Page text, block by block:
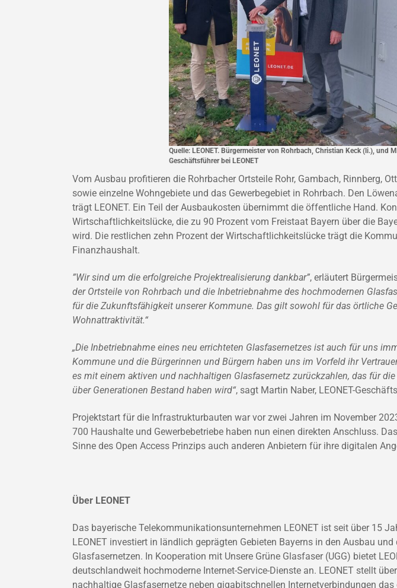
Quelle: LEONET. Bürgermeister von Rohrbach, Christian Keck (li.), und
Geschäftsführer bei LEONET
Vom Ausbau profitieren die Rohrbacher Ortsteile Rohr, Gambach, Rinnberg,
sowie einzelne Wohngebiete und das Gewerbegebiet in Rohrbach. Den
trägt LEONET. Ein Teil der Ausbaukosten übernimmt die öffentliche Hand.
Wirtschaftlichkeitslücke, die zu 90 Prozent vom Freistaat Bayern über die
wird. Die restlichen zehn Prozent der Wirtschaftlichkeitslücke trägt die
Finanzhaushalt.
”Wir sind um die erfolgreiche Projektrealisierung dankbar”, erläutert
der Ortsteile von Rohrbach und die Inbetriebnahme des hochmodernen
für die Zukunftsfähigkeit unserer Kommune. Das gilt sowohl für das örtliche
Wohnattraktivität.“
„Die Inbetriebnahme eines neu errichteten Glasfasernetzes ist auch für uns
Kommune und die Bürgerinnen und Bürgern haben uns im Vorfeld ihr
es mit einem aktiven und nachhaltigen Glasfasernetz zurückzahlen, das für
über Generationen Bestand haben wird“, sagt Martin Naber, LEONET-
Projektstart für die Infrastrukturbauten war vor zwei Jahren im November
700 Haushalte und Gewerbebetriebe haben nun einen direkten Anschluss.
Sinne des Open Access Prinzips auch anderen Anbietern für ihre digitalen
Über LEONET
Das bayerische Telekommunikationsunternehmen LEONET ist seit über 15
LEONET investiert in ländlich geprägten Gebieten Bayerns in den Ausbau
Glasfasernetzen. In Kooperation mit Unsere Grüne Glasfaser (UGG) bietet
deutschlandweit hochmoderne Internet-Service-Dienste an. LEONET stellt
nachhaltige Glasfasernetze neben gigabitschnellen Internetverbindungen